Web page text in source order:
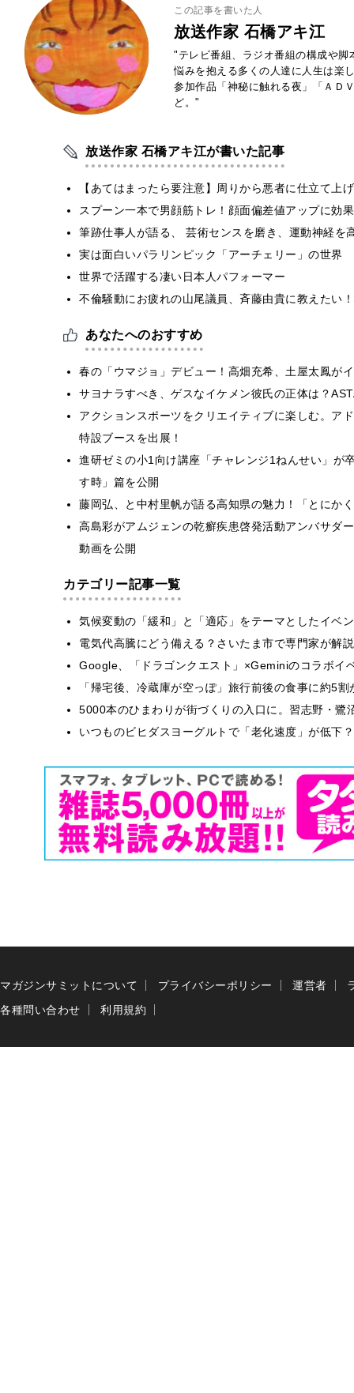
この記事を書いた人
放送作家 石橋アキ江
"テレビ番組、ラジオ番組の構成や
悩みを抱える多くの人達に人生は楽
参加作品「神秘に触れる夜」「ＡＤ
ど。"
放送作家 石橋アキ江が書いた記事
【あてはまったら要注意】周りから悪者に仕立て上
スプーン一本で男顔筋トレ！顔面偏差値アップに効
筆跡仕事人が語る、 芸術センスを磨き、運動神経を
実は面白いパラリンピック「アーチェリー」の世界
世界で活躍する凄い日本人パフォーマー
不倫騒動にお疲れの山尾議員、斉藤由貴に教えたい
あなたへのおすすめ
春の「ウマジョ」デビュー！高畑充希、土屋太鳳が
サヨナラすべき、ゲスなイケメン彼氏の正体は？
アクションスポーツをクリエイティブに楽しむ。ア
特設ブースを出展！
進研ゼミの小1向け講座「チャレンジ1ねんせい」が
す時」篇を公開
藤岡弘、と中村里帆が語る高知県の魅力！「とにか
高島彩がアムジェンの乾癬疾患啓発活動アンバサダ
動画を公開
カテゴリー記事一覧
気候変動の「緩和」と「適応」をテーマとしたイベ
電気代高騰にどう備える？さいたま市で専門家が解
Google、「ドラゴンクエスト」×Geminiのコラボイ
「帰宅後、冷蔵庫が空っぽ」旅行前後の食事に約5
5000本のひまわりが街づくりの入口に。習志野・
いつものビヒダスヨーグルトで「老化速度」が低
マガジンサミットについて プライバシーポリシー 運営者
各種問い合わせ
利用規約